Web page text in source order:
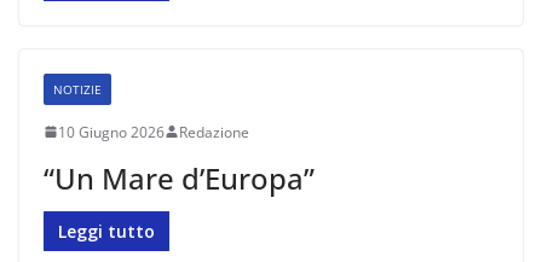
NOTIZIE
10 Giugno 2026 Redazione
“Un Mare d’Europa”
Leggi tutto